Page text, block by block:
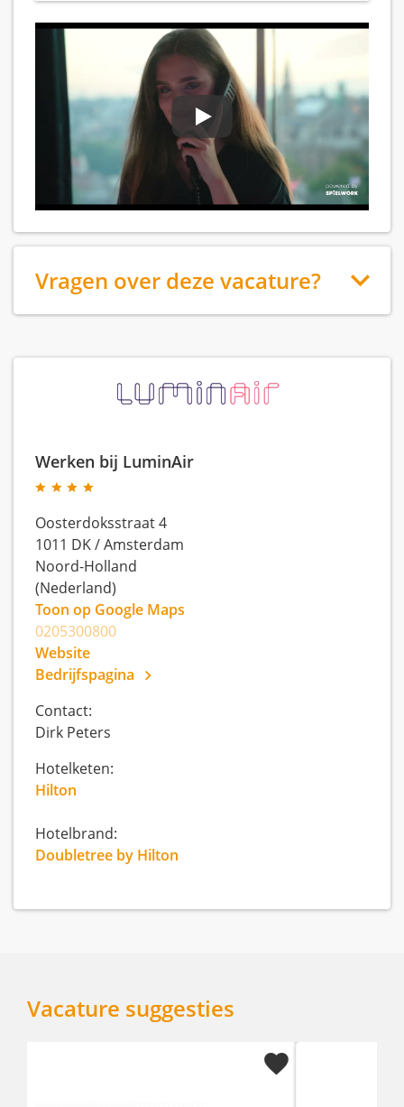
Vragen over deze vacature?
Werken bij LuminAir
Oosterdoksstraat 4
1011 DK/Amsterdam
Noord-Holland
(Nederland)
Toon op Google Maps
0205300800
Website
Bedrijfspagina
Contact:
Dirk Peters
Hotelketen:
Hilton
Hotelbrand:
Doubletree by Hilton
Vacature suggesties